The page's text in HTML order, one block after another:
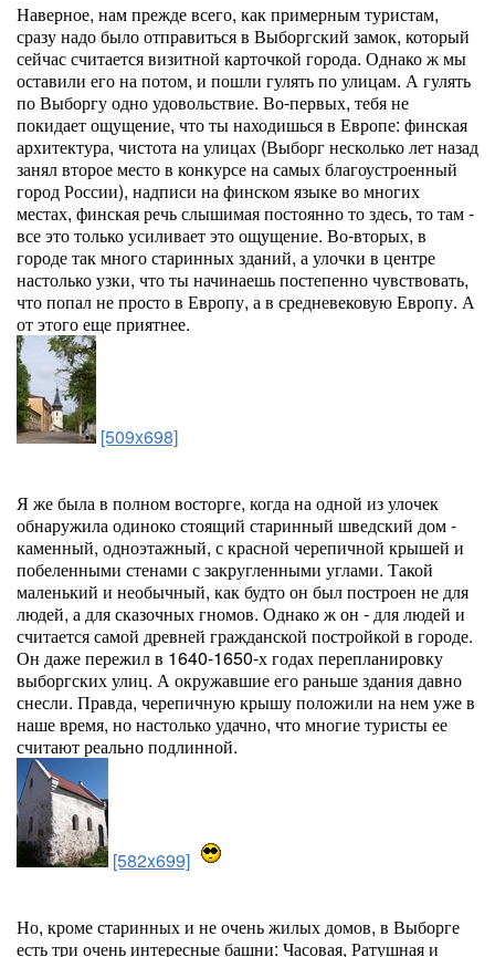
Наверное, нам прежде всего, как примерным туристам,
сразу надо было отправиться в Выборгский замок, который
сейчас считается визитной карточкой города. Однако ж мы
оставили его на потом, и пошли гулять по улицам. А гулять
по Выборгу одно удовольствие. Во-первых, тебя не
покидает ощущение, что ты находишься в Европе: финская
архитектура, чистота на улицах (Выборг несколько лет назад
занял второе место в конкурсе на самых благоустроенный
город России), надписи на финском языке во многих
местах, финская речь слышимая постоянно то здесь, то там -
все это только усиливает это ощущение. Во-вторых, в
городе так много старинных зданий, а улочки в центре
настолько узки, что ты начинаешь постепенно чувствовать,
что попал не просто в Европу, а в средневековую Европу. А
от этого еще приятнее.
[509x698]
Я же была в полном восторге, когда на одной из улочек
обнаружила одиноко стоящий старинный шведский дом -
каменный, одноэтажный, с красной черепичной крышей и
побеленными стенами с закругленными углами. Такой
маленький и необычный, как будто он был построен не для
людей, а для сказочных гномов. Однако ж он - для людей и
считается самой древней гражданской постройкой в городе.
Он даже пережил в 1640-1650-х годах перепланировку
выборгских улиц. А окружавшие его раньше здания давно
снесли. Правда, черепичную крышу положили на нем уже в
наше время, но настолько удачно, что многие туристы ее
считают реально подлинной.
[582x699]
Но, кроме старинных и не очень жилых домов, в Выборге
есть три очень интересные башни: Часовая, Ратушная и